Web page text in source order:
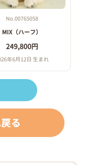
No.00765058
MIX（ハーフ）
249,800円
年6月12日 生まれ
る